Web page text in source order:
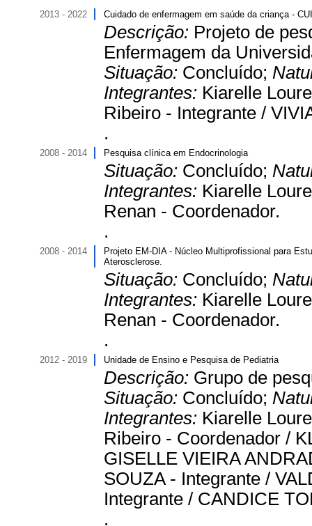
2013 - 2022 Cuidado de enfermagem em saúde da criança -
Descrição: Projeto de
Enfermagem da
Situação: Concluído;
Integrantes: Kiarelle
Ribeiro - Integrante /
.
2008 - 2014 Pesquisa clínica em Endocrinologia
Situação: Concluído;
Integrantes: Kiarelle
Renan - Coordenador.
.
2008 - 2014
Projeto EM-DIA - Núcleo Multiprofissional para
Aterosclerose.
Situação: Concluído;
Integrantes: Kiarelle
Renan - Coordenador.
.
2012 - 2019 Unidade de Ensino e Pesquisa de Pediatria
Descrição: Grupo de
Situação: Concluído;
Integrantes: Kiarelle
Ribeiro - Coordenador /
GISELLE VIEIRA
SOUZA - Integrante /
Integrante / CANDICE
.